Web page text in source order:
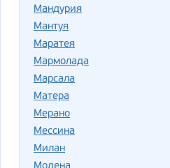
Мандурия
Мантуя
Маратея
Мармолада
Марсала
Матера
Мерано
Мессина
Милан